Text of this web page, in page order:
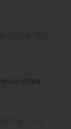
infinita